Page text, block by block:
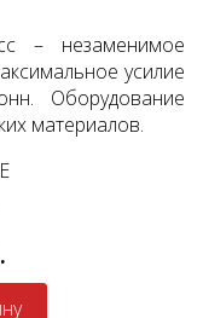
– незаменимое
усилие
Оборудование
материалов.